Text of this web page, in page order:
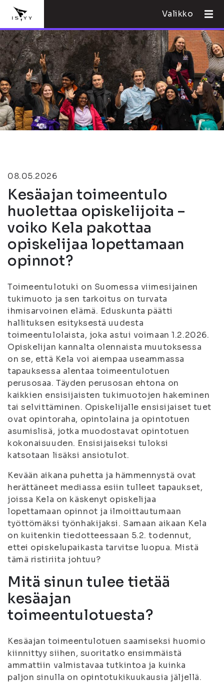
Valikko
08.05.2026
Kesäajan toimeentulo
huolettaa opiskelijoita –
voiko Kela pakottaa
opiskelijaa lopettamaan
opinnot?
Toimeentulotuki on Suomessa viimesijainen
tukimuoto ja sen tarkoitus on turvata
ihmisarvoinen elämä. Eduskunta päätti
hallituksen esityksestä uudesta
toimeentulolaista, joka astui voimaan 1.2.2026.
Opiskelijan kannalta olennaista muutoksessa
on se, että Kela voi aiempaa useammassa
tapauksessa alentaa toimeentulotuen
perusosaa. Täyden perusosan ehtona on
kaikkien ensisijaisten tukimuotojen hakeminen
tai selvittäminen. Opiskelijalle ensisijaiset tuet
ovat opintoraha, opintolaina ja opintotuen
asumislisä, jotka muodostavat opintotuen
kokonaisuuden. Ensisijaiseksi tuloksi
katsotaan lisäksi ansiotulot.
Kevään aikana puhetta ja hämmennystä ovat
herättäneet mediassa esiin tulleet tapaukset,
joissa Kela on käskenyt opiskelijaa
lopettamaan opinnot ja ilmoittautumaan
työttömäksi työnhakijaksi. Samaan aikaan Kela
on kuitenkin tiedotteessaan 5.2. todennut,
ettei opiskelupaikasta tarvitse luopua. Mistä
tämä ristiriita johtuu?
Mitä sinun tulee tietää
kesäajan
toimeentulotuesta?
Kesäajan toimeentulotuen saamiseksi huomio
kiinnittyy siihen, suoritatko ensimmäistä
ammattiin valmistavaa tutkintoa ja kuinka
paljon sinulla on opintotukikuukausia jäljellä.